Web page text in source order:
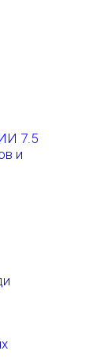
7.5
и